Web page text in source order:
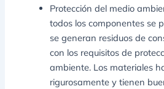
Protección del medio
todos los componentes se
se generan residuos de
con los requisitos de
ambiente. Los materiales
rigurosamente y tienen